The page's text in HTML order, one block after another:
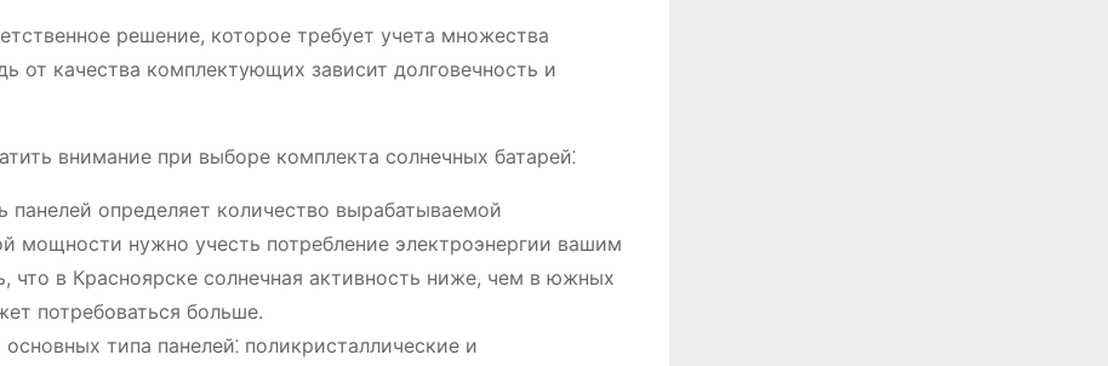
решение, которое требует учета множества
от качества комплектующих зависит долговечность и
внимание при выборе комплекта солнечных батарей⁚
панелей определяет количество вырабатываемой
мощности нужно учесть потребление электроэнергии вашим
в Красноярске солнечная активность ниже, чем в южных
потребоваться больше.
типа панелей⁚ поликристаллические и